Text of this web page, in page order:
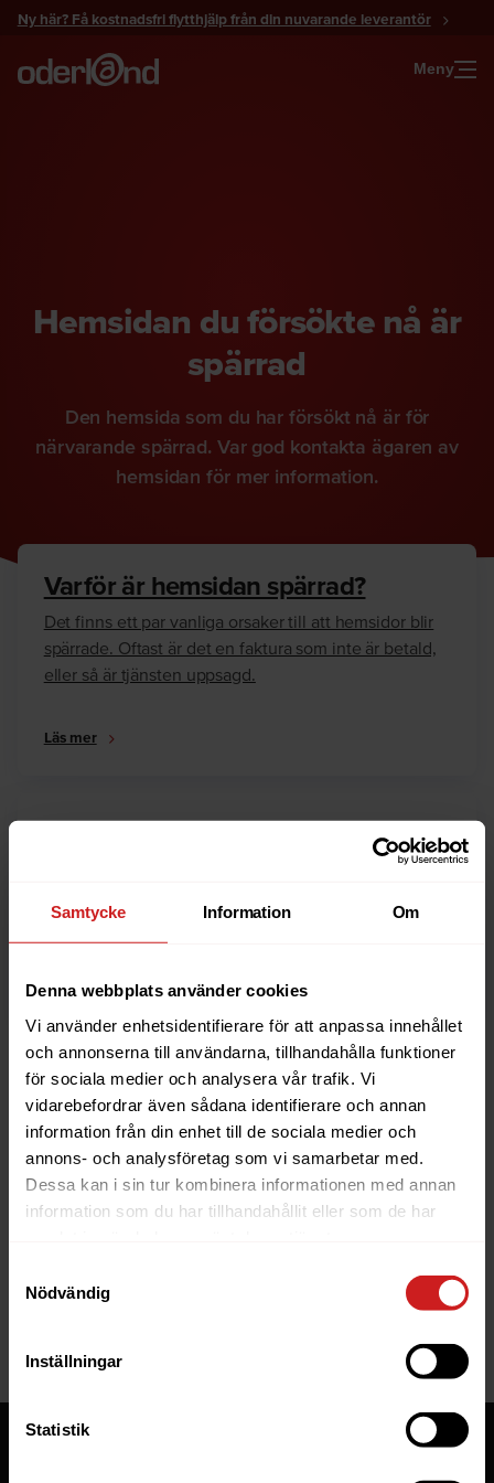
Samtycke Information Om
Denna webbplats använder cookies
Vi använder enhetsidentifierare för att anpassa innehållet
och annonserna till användarna, tillhandahålla funktioner
för sociala medier och analysera vår trafik. Vi
vidarebefordrar även sådana identifierare och annan
information från din enhet till de sociala medier och
annons- och analysföretag som vi samarbetar med.
Dessa kan i sin tur kombinera informationen med annan
information som du har tillhandahållit eller som de har
Nödvändig
Inställningar
Statistik
Gå
innehåll
Ny här? Få kostnadsfri flytthjälp från din nuvarande leverantör
Meny
Hemsidan du försökte nå är
spärrad
Den hemsida som du har försökt nå är för
närvarande spärrad. Var god kontakta ägaren av
hemsidan för mer information.
Varför är hemsidan spärrad?
Det finns ett par vanliga orsaker till att hemsidor blir
spärrade. Oftast är det en faktura som inte är betald,
eller så är tjänsten uppsagd.
Läs mer
Är du ägare till hemsidan eller domännamnet så har
anledningarna till varför en hemsida är spärrad.
Läs mer
The website you were trying to
reach has been suspended
If you are the owner of this website or domain please
read
website to be suspended.